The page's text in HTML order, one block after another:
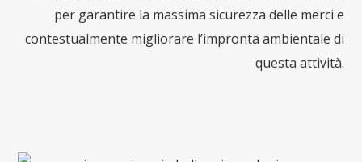
per garantire la massima sicurezza delle merci e
contestualmente migliorare l’impronta ambientale di
questa attività.